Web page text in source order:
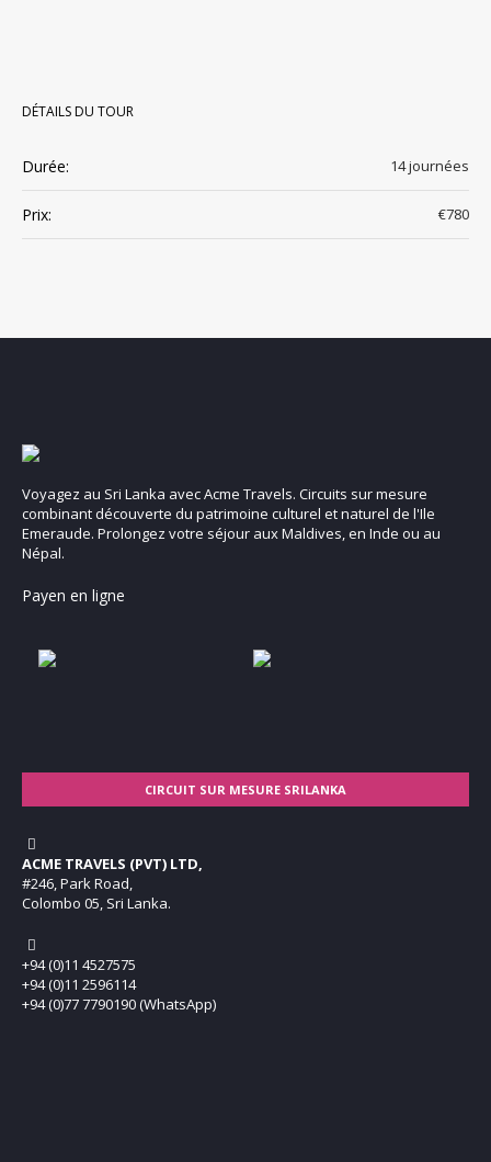
DÉTAILS DU TOUR
Durée: 14 journées
Prix: €780
Voyagez au Sri Lanka avec Acme Travels. Circuits sur mesure
combinant découverte du patrimoine culturel et naturel de l'Ile
Emeraude. Prolongez votre séjour aux Maldives, en Inde ou au
Népal.
Payen en ligne
CIRCUIT SUR MESURE SRILANKA
ACME TRAVELS (PVT) LTD,
#246, Park Road,
Colombo 05, Sri Lanka.
+94 (0)11 4527575
+94 (0)11 2596114
+94 (0)77 7790190 (WhatsApp)